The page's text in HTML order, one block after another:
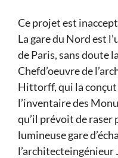
Ce projet est
La gare du Nord est
de Paris, sans doute
Chefd’oeuvre de
Hittorff, qui la conçut
l’inventaire des
qu’il prévoit de
lumineuse gare